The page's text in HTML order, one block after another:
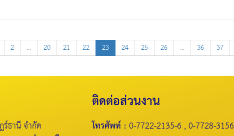
2 ... 20 21 22 23 24 25 26 ... 36 37
ธานี จำกัด
ติดต่อส่วนงาน
โทรศัพท์ :0-7722-2135-6 , 0-7728-3156